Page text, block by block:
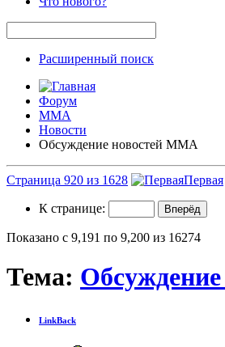
Расширенный поиск
Форум
ММА
Новости
Обсуждение новостей ММА
Страница 920 из 1628 Первая
К странице:
Показано с 9,191 по 9,200 из 16274
Тема:
LinkBack